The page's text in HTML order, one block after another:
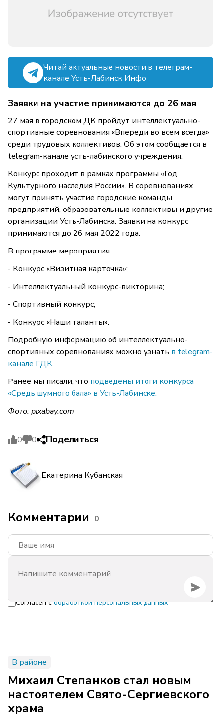
Читай актуальные новости в телеграм-
канале Усть-Лабинск Инфо
Заявки на участие принимаются до 26 мая
27 мая в городском ДК пройдут интеллектуально-
спортивные соревнования «Впереди во всем всегда»
среди трудовых коллективов. Об этом сообщается в
telegram-канале усть-лабинского учреждения.
Конкурс проходит в рамках программы «Год
Культурного наследия России». В соревнованиях
могут принять участие городские команды
предприятий, образовательные коллективы и другие
организации Усть-Лабинска. Заявки на конкурс
принимаются до 26 мая 2022 года.
В программе мероприятия:
- Конкурс «Визитная карточка»;
- Интеллектуальный конкурс-викторина;
- Спортивный конкурс;
- Конкурс «Наши таланты».
Подробную информацию об интеллектуально-
спортивных соревнованиях можно узнать в telegram-
канале ГДК.
Ранее мы писали, что подведены итоги конкурса
«Средь шумного бала» в Усть-Лабинске.
Фото:pixabay.com
0 0 Поделиться
Екатерина Кубанская
Комментарии 0
Согласен с обработкой персональных данных
В районе
Михаил Степанков стал новым
настоятелем Свято-Сергиевского
храма